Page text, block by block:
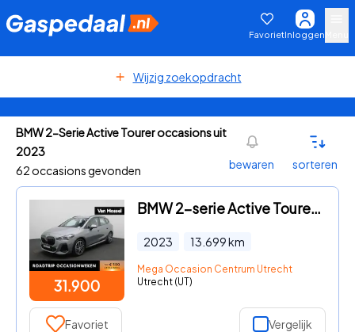
FavorietInloggen
Wijzig zoekopdracht
BMW 2-Serie Active Tourer occasions uit
2023
62 occasions gevonden
bewaren sorteren
31.900
BMW 2-serie Active Tourer - 218i M-Sport AUTOMAAT | Carplay | Camera | CruiseControl | S
2023 13.699km
Mega Occasion Centrum Utrecht
Utrecht (UT)
Favoriet Vergelijk